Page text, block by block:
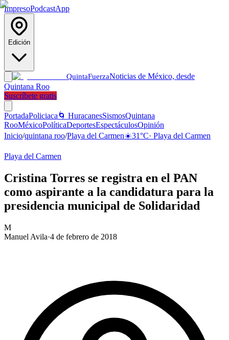
ImpresoPodcastApp
Edición
QuintaFuerzaNoticias de México, desde
Quintana Roo
Suscríbete gratis
PortadaPoliciaca 🌀 HuracanesSismosQuintana
RooMéxicoPolíticaDeportesEspectáculosOpinión
Inicio/quintana roo/Playa del Carmen☀️31°C· Playa del Carmen
Playa del Carmen
Cristina Torres se registra en el PAN
como aspirante a la candidatura para la
presidencia municipal de Solidaridad
M
Manuel Avila·4 de febrero de 2018